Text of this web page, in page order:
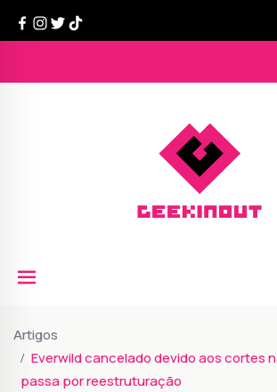
Artigos
Everwild cancelado devido aos cortes
passa por reestruturação